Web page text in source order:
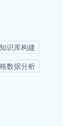
识库构建
数据分析